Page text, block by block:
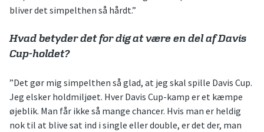
bliver det simpelthen så hårdt.”
Hvad betyder det for dig at være en del af Davis
Cup-holdet?
”Det gør mig simpelthen så glad, at jeg skal spille Davis Cup.
Jeg elsker holdmiljøet. Hver Davis Cup-kamp er et kæmpe
øjeblik. Man får ikke så mange chancer. Hvis man er heldig
nok til at blive sat ind i single eller double, er det der, man